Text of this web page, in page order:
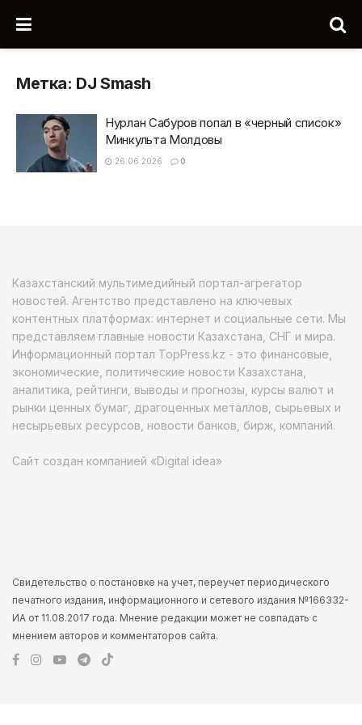
Метка: DJ Smash
Нурлан Сабуров попал в «черный список»
Минкульта Молдовы
26.06.2026 0
Казахстанский мультимедийный портал-агрегатор
новостей. Агентство представлено на ключевых
контентных платформах: интернет и социальные сети. Мы
представляем главные новости Казахстана, СНГ и мира.
Информационный портал TopPress.kz - это финансовые,
экономические, политические новости Казахстана,
аналитика, рейтинги, выводы и прогнозы, курсы валют и
рынки ценных бумаг, драгоценных металлов, сырьевых и
несырьевых ресурсов, новости банков, бирж, компаний.
Сайт создан компанией «Digital idea»
Свидетельство о постановке на учет, переучет периодического
печатного издания, информационного и сетевого издания №166332-
ИА от 11.08.2017 года. Мнение редакции может не совпадать с
мнением авторов и комментаторов сайта.